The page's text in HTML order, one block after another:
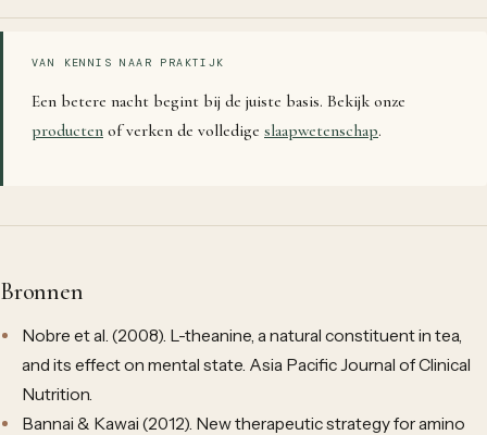
VAN KENNIS NAAR PRAKTIJK
Een betere nacht begint bij de juiste basis. Bekijk onze
producten of verken de volledige slaapwetenschap.
Bronnen
Nobre et al. (2008). L-theanine, a natural constituent in tea,
and its effect on mental state. Asia Pacific Journal of Clinical
Nutrition.
Bannai & Kawai (2012). New therapeutic strategy for amino